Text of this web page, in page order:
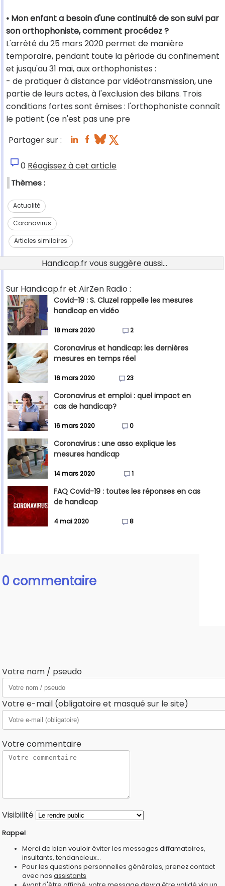
• Mon enfant a besoin d'une continuité de son suivi par
son orthophoniste, comment procédez ?
L'arrêté du 25 mars 2020 permet de manière
temporaire, pendant toute la période du confinement
et jusqu'au 31 mai, aux orthophonistes :
- de pratiquer à distance par vidéotransmission, une
partie de leurs actes, à l'exclusion des bilans. Trois
conditions fortes sont émises : l'orthophoniste connaît
le patient (ce n'est pas une pre
Partager sur :
0 Réagissez à cet article
Thèmes :
Actualité
Coronavirus
Articles similaires
Handicap.fr vous suggère aussi...
Sur Handicap.fr et AirZen Radio :
Covid-19 : S. Cluzel rappelle les mesures
handicap en vidéo
18 mars 2020 2
Coronavirus et handicap: les dernières
mesures en temps réel
16 mars 2020 23
Coronavirus et emploi : quel impact en
cas de handicap?
16 mars 2020 0
Coronavirus : une asso explique les
mesures handicap
14 mars 2020 1
FAQ Covid-19 : toutes les réponses en cas
de handicap
4 mai 2020 8
0 commentaire
Votre nom / pseudo
Votre e-mail (obligatoire et masqué sur le site)
Votre commentaire
Visibilité
Rappel :
Merci de bien vouloir éviter les messages diffamatoires,
insultants, tendancieux...
Pour les questions personnelles générales, prenez contact
avec nos assistants